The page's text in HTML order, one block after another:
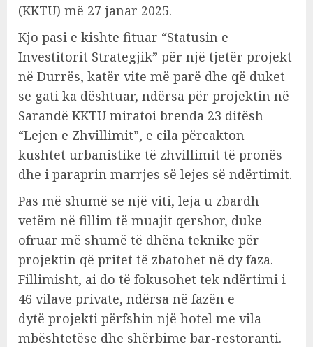
(KKTU) më 27 janar 2025.
Kjo pasi e kishte fituar “Statusin e
Investitorit Strategjik” për një tjetër projekt
në Durrës, katër vite më parë dhe që duket
se gati ka dështuar, ndërsa për projektin në
Sarandë KKTU miratoi brenda 23 ditësh
“Lejen e Zhvillimit”, e cila përcakton
kushtet urbanistike të zhvillimit të pronës
dhe i paraprin marrjes së lejes së ndërtimit.
Pas më shumë se një viti, leja u zbardh
vetëm në fillim të muajit qershor, duke
ofruar më shumë të dhëna teknike për
projektin që pritet të zbatohet në dy faza.
Fillimisht, ai do të fokusohet tek ndërtimi i
46 vilave private, ndërsa në fazën e
dytë projekti përfshin një hotel me vila
mbështetëse dhe shërbime bar-restoranti.